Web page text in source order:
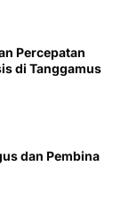
Percepatan
di Tanggamus
dan Pembina